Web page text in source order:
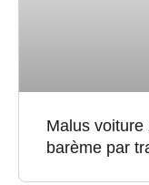
Malus
barème par